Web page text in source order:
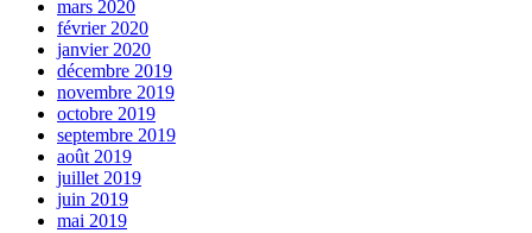
mars 2020
février 2020
janvier 2020
décembre 2019
novembre 2019
octobre 2019
septembre 2019
août 2019
juillet 2019
juin 2019
mai 2019